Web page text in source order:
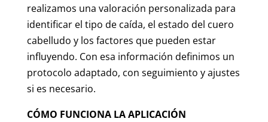
realizamos una valoración personalizada para
identificar el tipo de caída, el estado del cuero
cabelludo y los factores que pueden estar
influyendo. Con esa información definimos un
protocolo adaptado, con seguimiento y ajustes
si es necesario.
CÓMO FUNCIONA LA APLICACIÓN